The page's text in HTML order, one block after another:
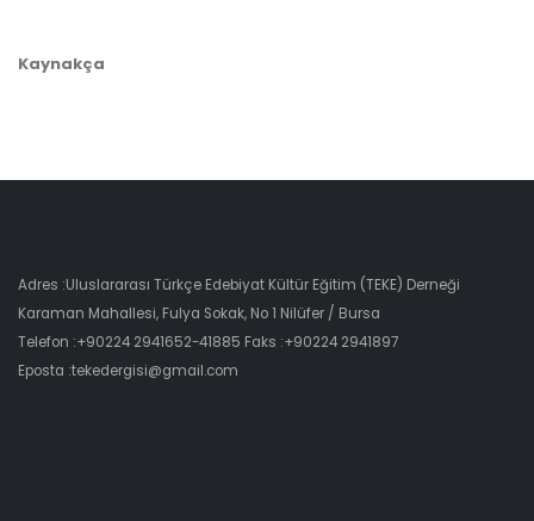
Kaynakça
Adres :Uluslararası Türkçe Edebiyat Kültür Eğitim (TEKE) Derneği
Karaman Mahallesi, Fulya Sokak, No 1 Nilüfer / Bursa
Telefon :+90224 2941652-41885 Faks :+90224 2941897
Eposta :tekedergisi@gmail.com